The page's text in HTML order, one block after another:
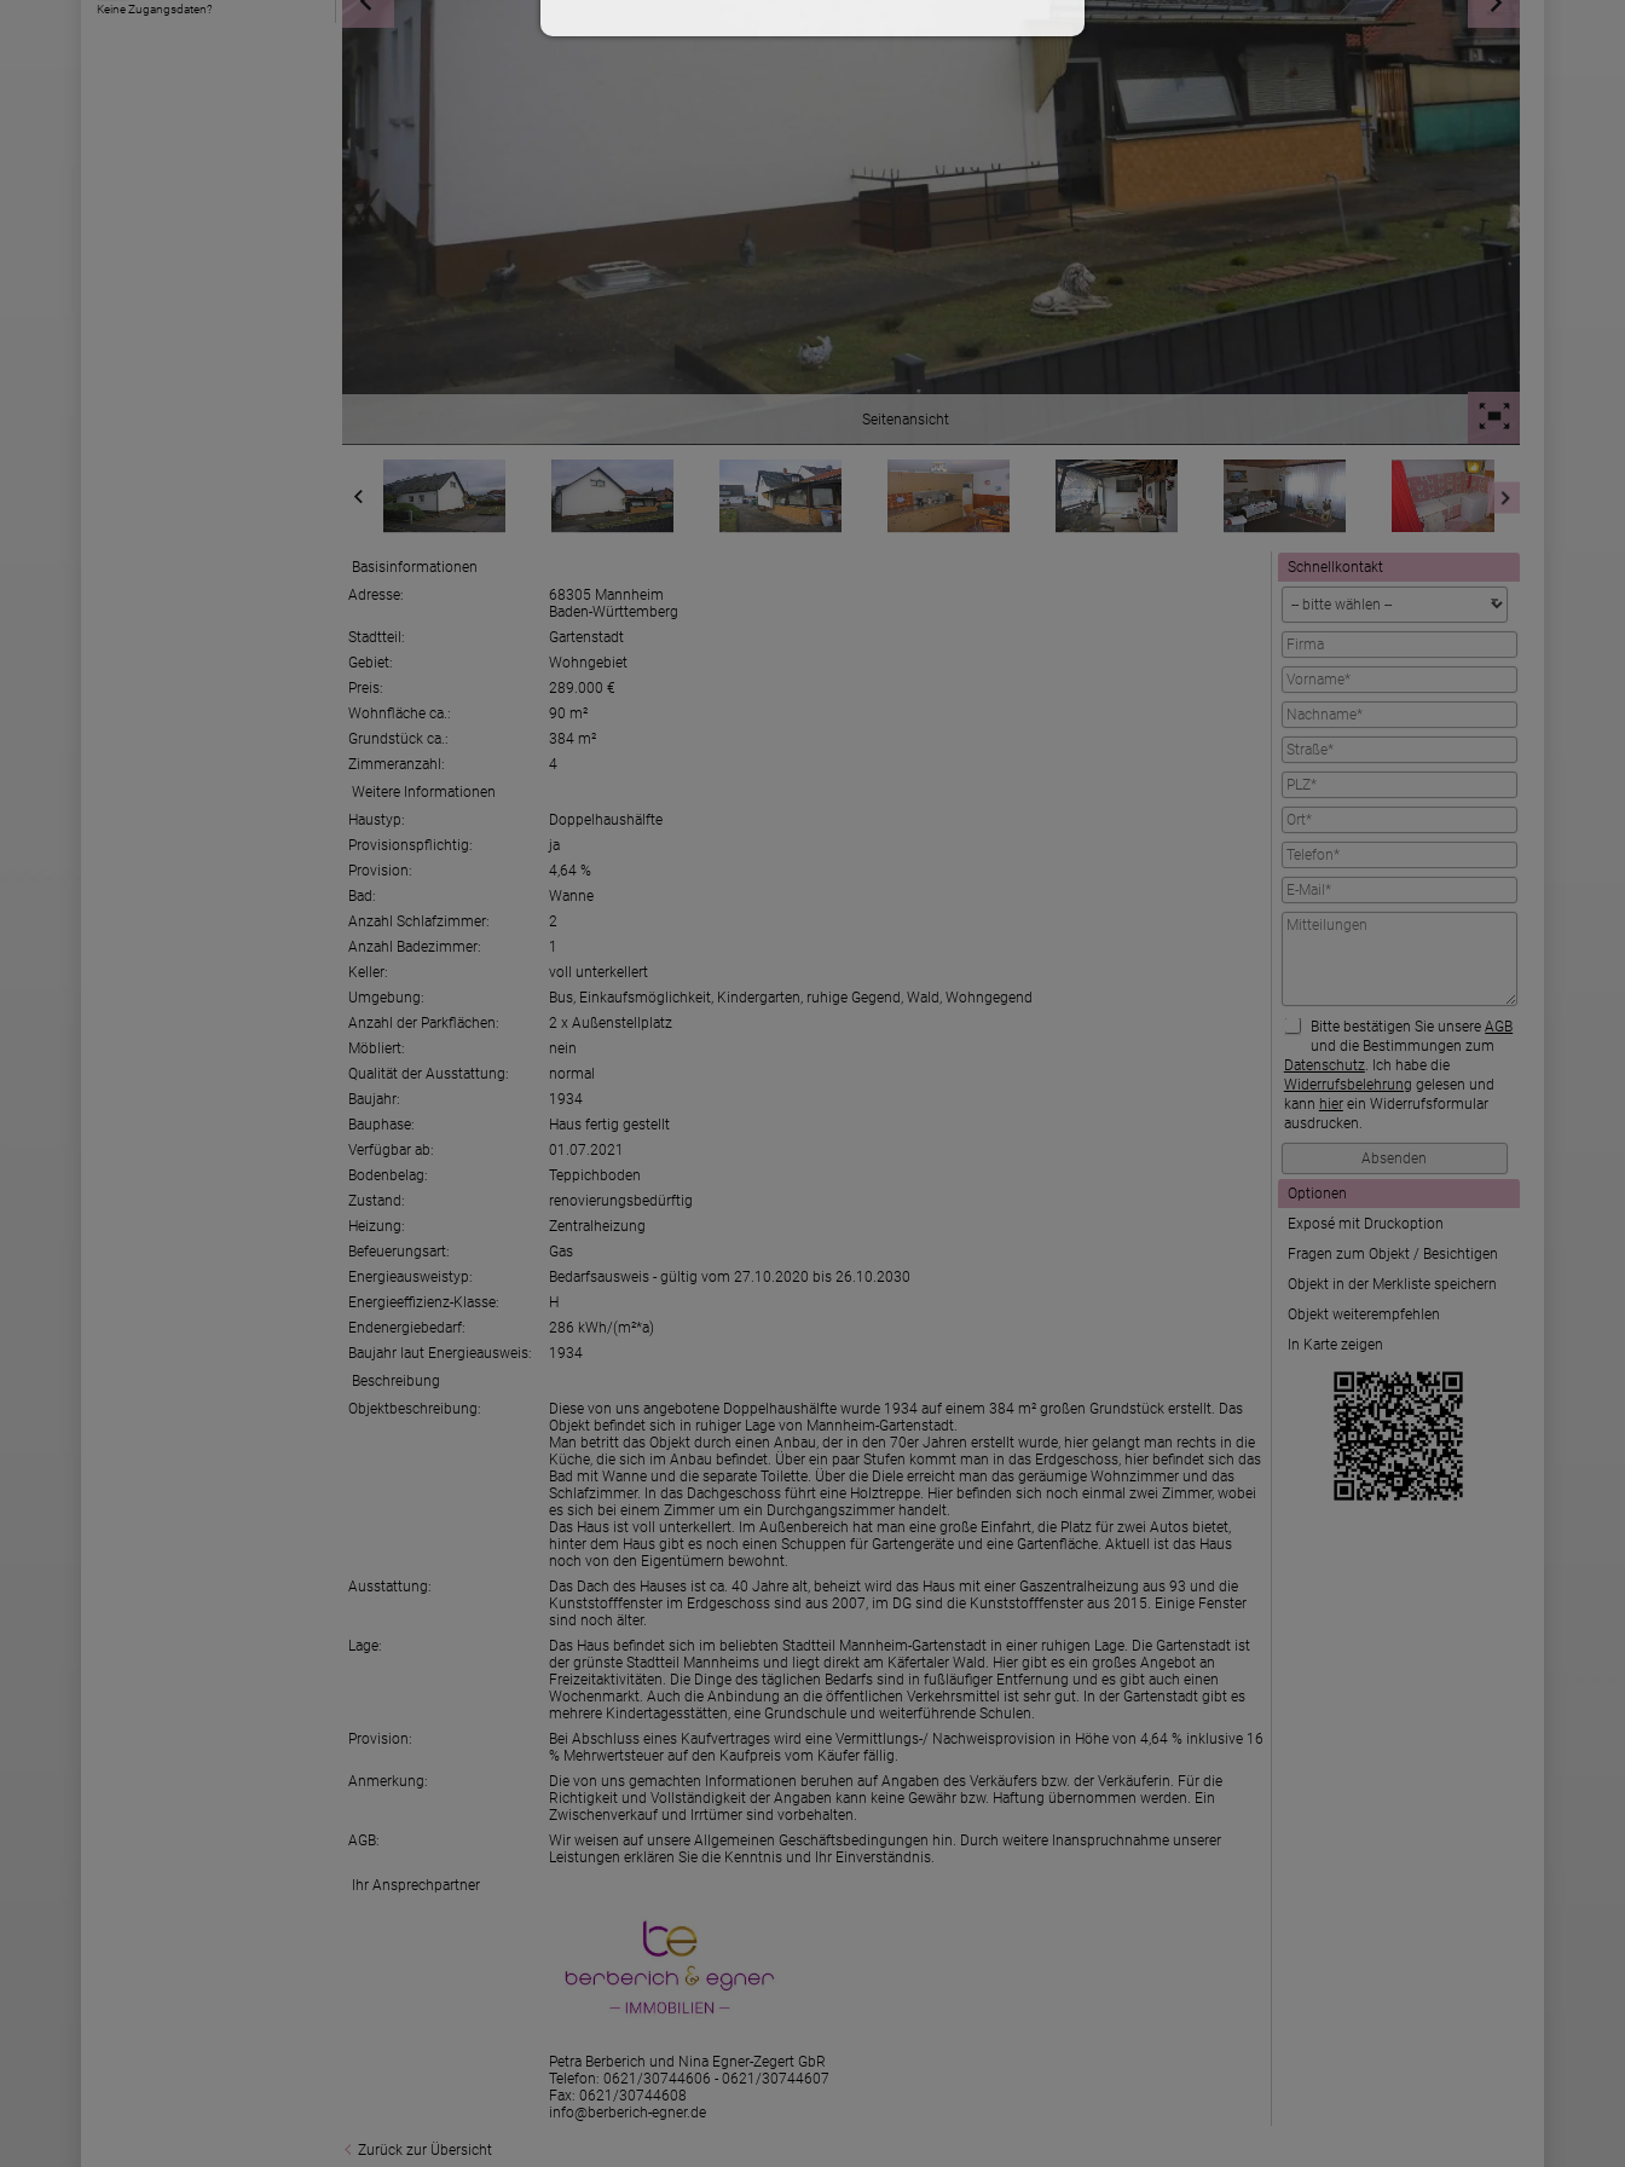
Keine Zugangsdaten?
Seitenansicht
Schnellkontakt
Bitte bestätigen Sie unsereAGB
und die Bestimmungen zum
Datenschutz. Ich habe die
Widerrufsbelehrung gelesen und
kann hierein Widerrufsformular
ausdrucken.
Optionen
Exposé mit Druckoption
Fragen zum Objekt / Besichtigen
Objekt in der Merkliste speichern
Objekt weiterempfehlen
In Karte zeigen
Basisinformationen
Adresse:
68305 Mannheim
Baden-Württemberg
Stadtteil:
Gartenstadt
Gebiet:
Wohngebiet
Preis:
289.000 €
Wohnfläche ca.:
90 m²
Grundstück ca.:
384 m²
Zimmeranzahl:
4
Weitere Informationen
Haustyp:
Doppelhaushälfte
Provisionspflichtig:
ja
Provision:
4,64 %
Bad:
Wanne
Anzahl Schlafzimmer:
2
Anzahl Badezimmer:
1
Keller:
voll unterkellert
Umgebung:
Bus, Einkaufsmöglichkeit, Kindergarten, ruhige Gegend, Wald, Wohngegend
Anzahl der Parkflächen:
2 x Außenstellplatz
Möbliert:
nein
Qualität der Ausstattung:
normal
Baujahr:
1934
Bauphase:
Haus fertig gestellt
Verfügbar ab:
01.07.2021
Bodenbelag:
Teppichboden
Zustand:
renovierungsbedürftig
Heizung:
Zentralheizung
Befeuerungsart:
Gas
Energieausweistyp:
Bedarfsausweis - gültig vom 27.10.2020 bis 26.10.2030
Energieeffizienz-Klasse:
H
Endenergiebedarf:
286 kWh/(m²*a)
Baujahr laut Energieausweis:
1934
Beschreibung
Objektbeschreibung:
Diese von uns angebotene Doppelhaushälfte wurde 1934 auf einem 384 m² großen Grundstück erstellt. Das
Objekt befindet sich in ruhiger Lage von Mannheim-Gartenstadt.
Man betritt das Objekt durch einen Anbau, der in den 70er Jahren erstellt wurde, hier gelangt man rechts in die
Küche, die sich im Anbau befindet. Über ein paar Stufen kommt man in das Erdgeschoss, hier befindet sich das
Bad mit Wanne und die separate Toilette. Über die Diele erreicht man das geräumige Wohnzimmer und das
Schlafzimmer. In das Dachgeschoss führt eine Holztreppe. Hier befinden sich noch einmal zwei Zimmer, wobei
es sich bei einem Zimmer um ein Durchgangszimmer handelt.
Das Haus ist voll unterkellert. Im Außenbereich hat man eine große Einfahrt, die Platz für zwei Autos bietet,
hinter dem Haus gibt es noch einen Schuppen für Gartengeräte und eine Gartenfläche. Aktuell ist das Haus
noch von den Eigentümern bewohnt.
Ausstattung:
Das Dach des Hauses ist ca. 40 Jahre alt, beheizt wird das Haus mit einer Gaszentralheizung aus 93 und die
Kunststofffenster im Erdgeschoss sind aus 2007, im DG sind die Kunststofffenster aus 2015. Einige Fenster
sind noch älter.
Lage:
Das Haus befindet sich im beliebten Stadtteil Mannheim-Gartenstadt in einer ruhigen Lage. Die Gartenstadt ist
der grünste Stadtteil Mannheims und liegt direkt am Käfertaler Wald. Hier gibt es ein großes Angebot an
Freizeitaktivitäten. Die Dinge des täglichen Bedarfs sind in fußläufiger Entfernung und es gibt auch einen
Wochenmarkt. Auch die Anbindung an die öffentlichen Verkehrsmittel ist sehr gut. In der Gartenstadt gibt es
mehrere Kindertagesstätten, eine Grundschule und weiterführende Schulen.
Provision:
Bei Abschluss eines Kaufvertrages wird eine Vermittlungs-/ Nachweisprovision in Höhe von 4,64 % inklusive 16
% Mehrwertsteuer auf den Kaufpreis vom Käufer fällig.
Anmerkung:
Die von uns gemachten Informationen beruhen auf Angaben des Verkäufers bzw. der Verkäuferin. Für die
Richtigkeit und Vollständigkeit der Angaben kann keine Gewähr bzw. Haftung übernommen werden. Ein
Zwischenverkauf und Irrtümer sind vorbehalten.
AGB:
Wir weisen auf unsere Allgemeinen Geschäftsbedingungen hin. Durch weitere Inanspruchnahme unserer
Leistungen erklären Sie die Kenntnis und Ihr Einverständnis.
Ihr Ansprechpartner
Petra Berberich und Nina Egner-Zegert GbR
Telefon:0621/30744606 - 0621/30744607
Fax: 0621/30744608
info@berberich-egner.de
Zurück zur Übersicht